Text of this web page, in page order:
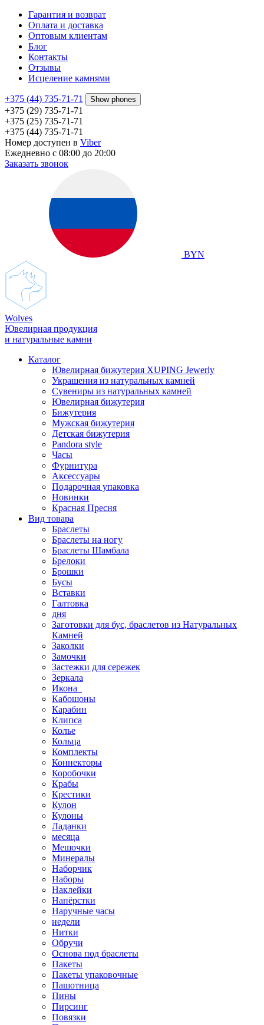
Гарантия и возврат
Оплата и доставка
Оптовым клиентам
Блог
Контакты
Отзывы
Исцеление камнями
+375 (44) 735-71-71 Show phones
+375 (29) 735-71-71
+375 (25) 735-71-71
+375 (44) 735-71-71
Номер доступен в Viber
Ежедневно с 08:00 до 20:00
Заказать звонок
BYN
Wolves
Ювелирная продукция
и натуральные камни
Каталог
Ювелирная бижутерия XUPING Jewerly
Украшения из натуральных камней
Сувениры из натуральных камней
Ювелирная бижутерия
Бижутерия
Мужская бижутерия
Детская бижутерия
Pandora style
Часы
Фурнитура
Аксеcсуары
Подарочная упаковка
Новинки
Красная Пресня
Вид товара
Браслеты
Браслеты на ногу
Браслеты Шамбала
Брелоки
Брошки
Бусы
Вставки
Галтовка
дня
Заготовки для бус, браслетов из Натуральных
Камней
Заколки
Замочки
Застежки для сережек
Зеркала
Икона
Кабошоны
Карабин
Клипса
Колье
Кольца
Комплекты
Коннекторы
Коробочки
Крабы
Крестики
Кулон
Кулоны
Ладанки
месяца
Мешочки
Минералы
Наборчик
Наборы
Наклейки
Напёрстки
Наручные часы
недели
Нитки
Обручи
Основа под браслеты
Пакеты
Пакеты упаковочные
Пашотница
Пины
Пирсинг
Повязки